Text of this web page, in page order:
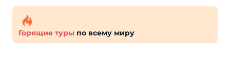
Горящие туры по всему миру